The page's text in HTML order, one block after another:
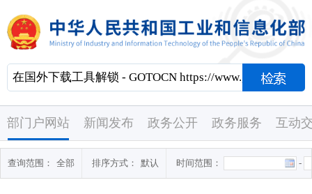
部门户网站 新闻发布 政务公开 政务服务 互动
查询范围： 全部 排序方式： 默认 时间范围： -